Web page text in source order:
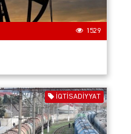
1529
İQTISADIYYAT